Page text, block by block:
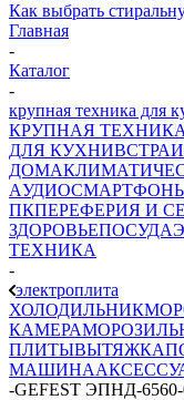
Как выбрать
Главная
-
Каталог
-
крупная техника для
КРУПНАЯ
ДЛЯ КУХНИ
ДОМА
AУДИО
ПКПЕРЕФЕРИЯ И
ЗДОРОВЬЕПОСУДА
ТЕХНИКА
-
электроплита
ХОЛОДИЛЬНИК
КАМЕРА
ПЛИТЫВЫТЯЖКА
МАШИНА
-GEFEST ЭПНД-6560-